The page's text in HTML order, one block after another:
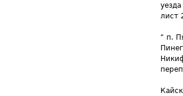
лист
" п.